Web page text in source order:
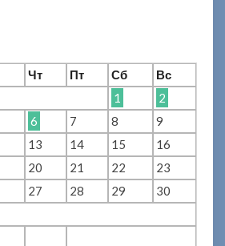
Чт Пт Сб Вс
1
2
6 7 8
9
13 14 15
16
20 21 22
23
27 28 29
30